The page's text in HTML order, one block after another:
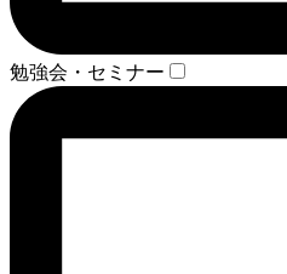
勉強会・セミナー